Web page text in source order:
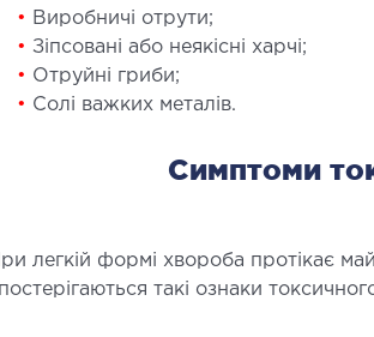
ЛІКУВАННЯ ЗАХВОРЮВАНЬ
ПЕЧІНКИ І ЖОВЧНИХ
печінки і жовчних проток
• Виробничі отрути;
• Зіпсовані або неякісні харчі;
• Отруйні гриби;
• Солі важких металів.
Симптоми
легкій формі хвороба протікає
такі ознаки